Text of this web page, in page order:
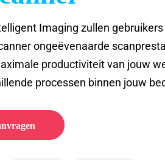
Imaging zullen
ongeëvenaarde
productiviteit van jouw
processen binnen jouw